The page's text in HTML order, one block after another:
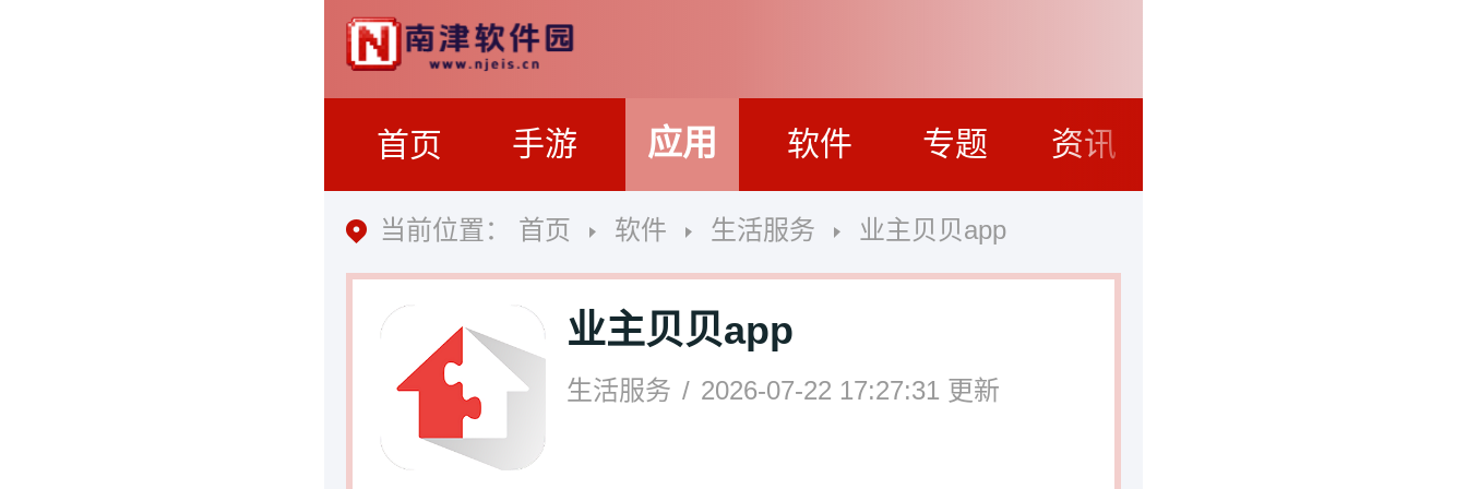
首页 手游 应用 软件 专题 资讯
当前位置： 首页 软件 生活服务 业主贝贝app
业主贝贝app
生活服务 2026-07-22 17:27:31 更新